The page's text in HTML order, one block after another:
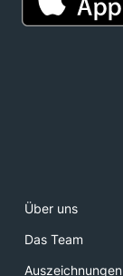
Über uns
Das Team
Auszeichnungen